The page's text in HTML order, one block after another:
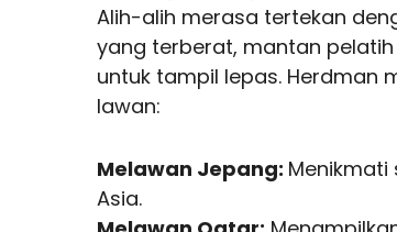
Alih-alih merasa tertekan
yang terberat, mantan
untuk tampil lepas. Herdman
lawan:
Melawan Jepang:
Asia.